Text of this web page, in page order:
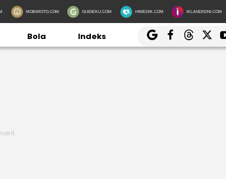
MOBIMOTO.COM GUIDEKU.COM HIMEDIK.COM IKLANDISINI.COM
Bola Indeks